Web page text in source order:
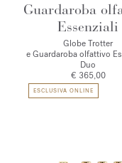
Guardaroba
Essenziali
Globe Trotter
e Guardaroba olfattivo
Duo
€ 365,00
ESCLUSIVA ONLINE